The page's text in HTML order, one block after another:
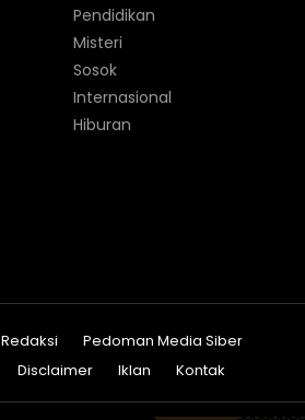
Pendidikan
Misteri
Sosok
Internasional
Hiburan
Redaksi
Pedoman Media Siber
Disclaimer Iklan Kontak